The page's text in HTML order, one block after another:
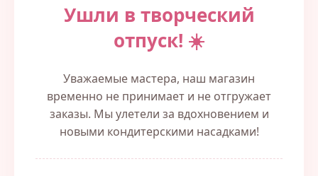
Ушли в творческий
отпуск! ☀️
Уважаемые мастера, наш магазин
временно не принимает и не отгружает
заказы. Мы улетели за вдохновением и
новыми кондитерскими насадками!